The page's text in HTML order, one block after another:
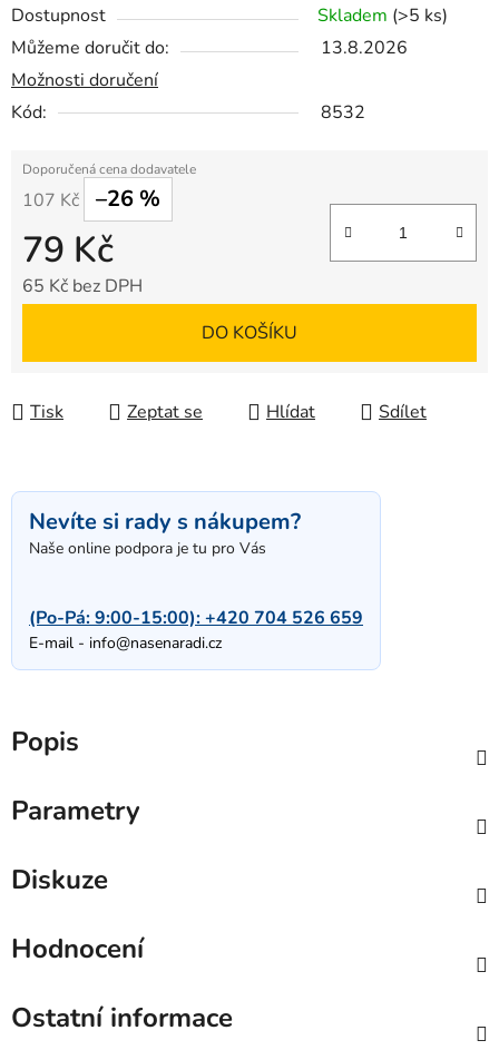
Dostupnost Skladem (>5 ks)
Můžeme doručit do:
13.8.2026
Možnosti doručení
Kód:
8532
107 Kč –26 %
79 Kč
65 Kč bez DPH
DO KOŠÍKU
Tisk Zeptat se Hlídat Sdílet
Nevíte si rady s nákupem?
Naše online podpora je tu pro Vás
(Po-Pá: 9:00-15:00):+420 704 526 659
E-mail - info@nasenaradi.cz
Popis
Parametry
Diskuze
Hodnocení
Ostatní informace